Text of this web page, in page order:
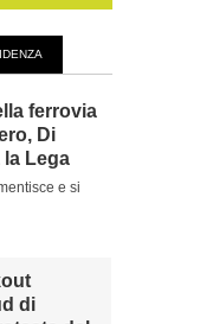
ferrovia
Di
la Lega
e si
di